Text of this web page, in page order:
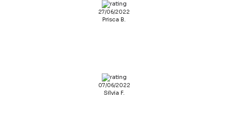
27/06/2022
Prisca B.
07/06/2022
Silvia F.